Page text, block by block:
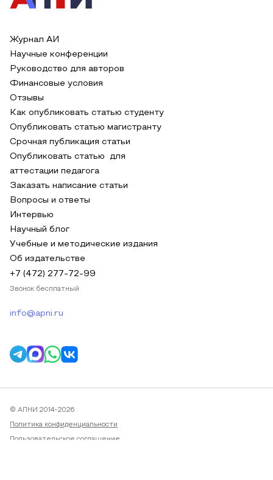
Журнал АИ
Научные конференции
Руководство для авторов
Финансовые условия
Отзывы
Как опубликовать статью студенту
Опубликовать статью магистранту
Срочная публикация статьи
Опубликовать статью для
аттестации педагога
Заказать написание статьи
Вопросы и ответы
Интервью
Научный блог
Учебные и методические издания
Об издательстве
+7 (472) 277-72-99
Звонок бесплатный
info@apni.ru
© АПНИ 2014-2026
Политика конфиденциальности
Пользовательское соглашение